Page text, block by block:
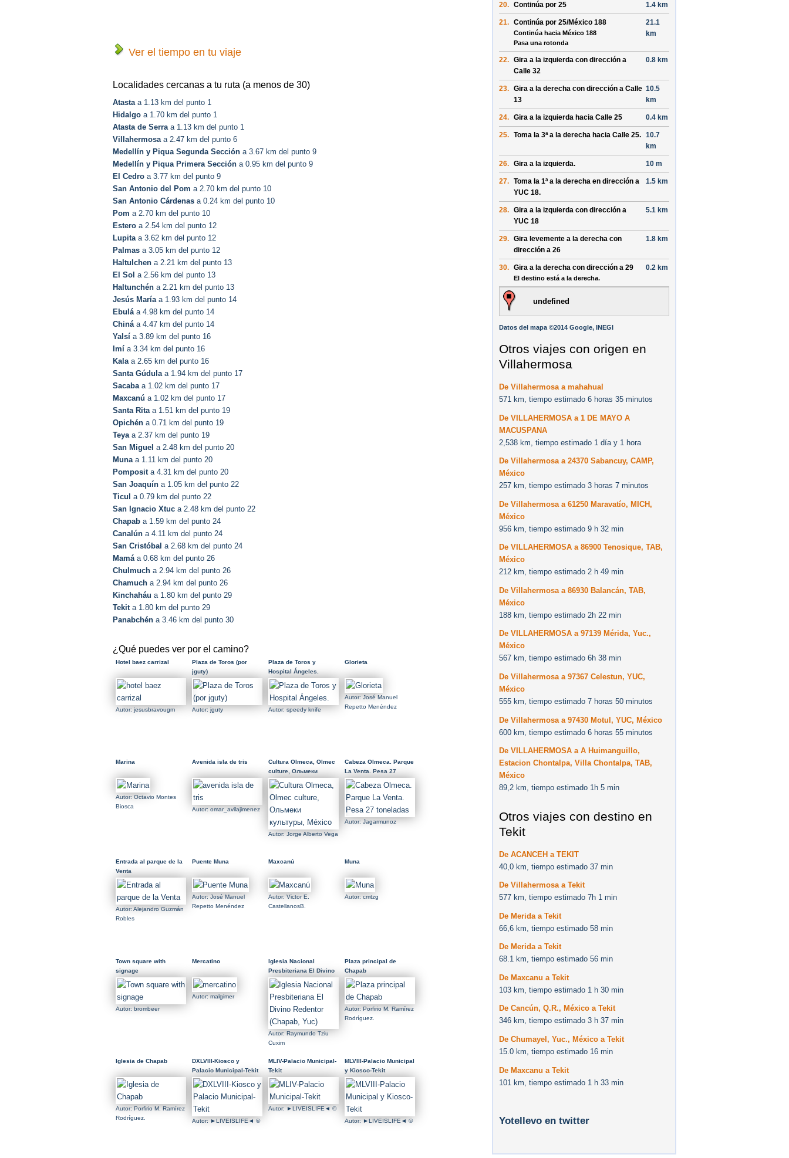
Ver el tiempo en tu viaje
Localidades cercanas a tu ruta (a menos de 30)
Atastaa 1.13 km del punto 1
Hidalgo a 1.70 km del punto 1
Atasta de Serraa 1.13 km del punto 1
Villahermosaa 2.47 km del punto 6
Medellín y Piqua Segunda Sección a 3.67 km del punto 9
Medellín y Piqua Primera Sección a 0.95 km del punto 9
El Cedro a 3.77 km del punto 9
San Antonio del Pom a 2.70 km del punto 10
San Antonio Cárdenas a 0.24 km del punto 10
Pom a 2.70 km del punto 10
Estero a 2.54 km del punto 12
Lupitaa 3.62 km del punto 12
Palmas a 3.05 km del punto 12
Haltulchen a 2.21 km del punto 13
El Sol a 2.56 km del punto 13
Haltunchén a 2.21 km del punto 13
Jesús Maríaa 1.93 km del punto 14
Ebuláa 4.98 km del punto 14
Chináa 4.47 km del punto 14
Yalsí a 3.89 km del punto 16
Imí a 3.34 km del punto 16
Kalaa 2.65 km del punto 16
Santa Gúdulaa 1.94 km del punto 17
Sacabaa 1.02 km del punto 17
Maxcanú a 1.02 km del punto 17
Santa Ritaa 1.51 km del punto 19
Opichén a 0.71 km del punto 19
Teyaa 2.37 km del punto 19
San Miguel a 2.48 km del punto 20
Munaa 1.11 km del punto 20
Pomposita 4.31 km del punto 20
San Joaquín a 1.05 km del punto 22
Ticul a 0.79 km del punto 22
San Ignacio Xtuc a 2.48 km del punto 22
Chapab a 1.59 km del punto 24
Canalún a 4.11 km del punto 24
San Cristóbal a 2.68 km del punto 24
Mamáa 0.68 km del punto 26
Chulmuch a 2.94 km del punto 26
Chamuch a 2.94 km del punto 26
Kinchaháu a 1.80 km del punto 29
Tekita 1.80 km del punto 29
Panabchén a 3.46 km del punto 30
¿Qué puedes ver por el camino?
Hotel baez carrizal
Autor: jesusbravougm
Plaza de Toros (por
jguty)
Autor: jguty
Plaza de Toros y
Hospital Ángeles.
Autor: speedy knife
Glorieta
Autor: José Manuel
Repetto Menéndez
Marina
Autor: Octavio Montes
Biosca
Avenida isla de tris
Autor: omar_avilajimenez
Cultura Olmeca, Olmec
culture, Ольмеки
культуры, México
Autor: Jorge Alberto Vega
Cabeza Olmeca. Parque
La Venta. Pesa 27
toneladas
Autor: Jagarmunoz
Entrada al parque de la
Venta
Autor: Alejandro Guzmán
Robles
Puente Muna
Autor: José Manuel
Repetto Menéndez
Maxcanú
Autor: Victor E.
CastellanosB.
Muna
Autor: cmtzg
Town square with
signage
Autor: brombeer
Mercatino
Autor: malgimer
Iglesia Nacional
Presbiteriana El Divino
Redentor (Chapab, Yuc)
Autor: Raymundo Tziu
Cuxim
Plaza principal de
Chapab
Autor: Porfirio M. Ramírez
Rodríguez.
Iglesia de Chapab
Autor: Porfirio M. Ramírez
Rodríguez.
DXLVIII-Kiosco y
Palacio Municipal-Tekit
Autor: ►LIVEISLIFE◄ ©
MLIV-Palacio Municipal-
Tekit
Autor: ►LIVEISLIFE◄ ©
MLVIII-Palacio Municipal
y Kiosco-Tekit
Autor: ►LIVEISLIFE◄ ©
20. Continúa por 25 1.4 km
21. Continúa por 25/México 188
Continúa hacia México 188
Pasa una rotonda
21.1
km
22. Gira a la izquierda con dirección a
Calle 32
0.8 km
23. Gira a la derecha con dirección a Calle
13
10.5
km
24. Gira a la izquierda hacia Calle 25 0.4 km
25. Toma la 3ª a la derecha hacia Calle 25. 10.7
km
26. Gira a la izquierda. 10 m
27. Toma la 1ª a la derecha en dirección a
YUC 18.
1.5 km
28. Gira a la izquierda con dirección a
YUC 18
5.1 km
29. Gira levemente a la derecha con
dirección a 26
1.8 km
30. Gira a la derecha con dirección a 29
El destino está a la derecha.
0.2 km
undefined
Datos del mapa ©2014 Google, INEGI
Otros viajes con origen en
Villahermosa
De Villahermosa a mahahual
571 km, tiempo estimado 6 horas 35 minutos
De VILLAHERMOSA a 1 DE MAYO A
MACUSPANA
2,538 km, tiempo estimado 1 día y 1 hora
De Villahermosa a 24370 Sabancuy, CAMP,
México
257 km, tiempo estimado 3 horas 7 minutos
De Villahermosa a 61250 Maravatío, MICH,
México
956 km, tiempo estimado 9 h 32 min
De VILLAHERMOSA a 86900 Tenosique, TAB,
México
212 km, tiempo estimado 2 h 49 min
De Villahermosa a 86930 Balancán, TAB,
México
188 km, tiempo estimado 2h 22 min
De VILLAHERMOSA a 97139 Mérida, Yuc.,
México
567 km, tiempo estimado 6h 38 min
De Villahermosa a 97367 Celestun, YUC,
México
555 km, tiempo estimado 7 horas 50 minutos
De Villahermosa a 97430 Motul, YUC, México
600 km, tiempo estimado 6 horas 55 minutos
De VILLAHERMOSA a A Huimanguillo,
Estacion Chontalpa, Villa Chontalpa, TAB,
México
89,2 km, tiempo estimado 1h 5 min
Otros viajes con destino en
Tekit
De ACANCEH a TEKIT
40,0 km, tiempo estimado 37 min
De Villahermosa a Tekit
577 km, tiempo estimado 7h 1 min
De Merida a Tekit
66,6 km, tiempo estimado 58 min
De Merida a Tekit
68.1 km, tiempo estimado 56 min
De Maxcanu a Tekit
103 km, tiempo estimado 1 h 30 min
De Cancún, Q.R., México a Tekit
346 km, tiempo estimado 3 h 37 min
De Chumayel, Yuc., México a Tekit
15.0 km, tiempo estimado 16 min
De Maxcanu a Tekit
101 km, tiempo estimado 1 h 33 min
Yotellevo en twitter